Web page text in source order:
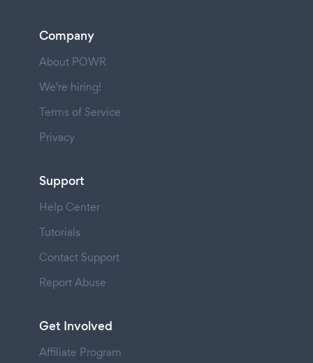
Company
About POWR
We're hiring!
Terms of Service
Privacy
Support
Help Center
Tutorials
Contact Support
Report Abuse
Get Involved
Affiliate Program